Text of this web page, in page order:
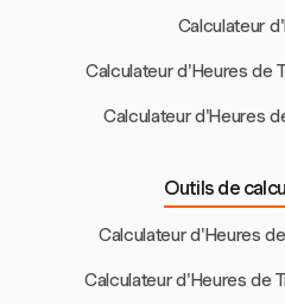
Calculateur
Calculateur d'Heures de
Calculateur d'Heures
Outils de
Calculateur d'Heures
Calculateur d'Heures de